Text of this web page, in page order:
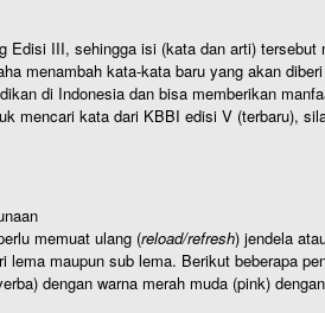
III, sehingga isi (kata dan arti)
menambah kata-kata baru yang akan
di Indonesia dan bisa memberikan
mencari kata dari KBBI edisi V (terbaru),
memuat ulang (reload/refresh) jendela
maupun sub lema. Berikut beberapa
dengan warna merah muda (pink)